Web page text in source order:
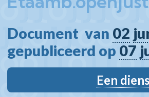
Document  van 02
gepubliceerd op 07
Een